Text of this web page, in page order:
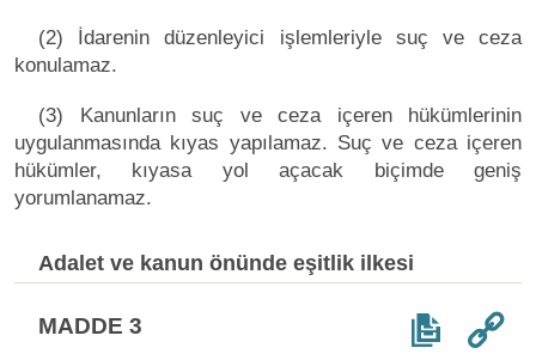
(2) İdarenin düzenleyici işlemleriyle suç ve ceza
konulamaz.
(3) Kanunların suç ve ceza içeren hükümlerinin
uygulanmasında kıyas yapılamaz. Suç ve ceza içeren
hükümler, kıyasa yol açacak biçimde geniş
yorumlanamaz.
Adalet ve kanun önünde eşitlik ilkesi
MADDE 3